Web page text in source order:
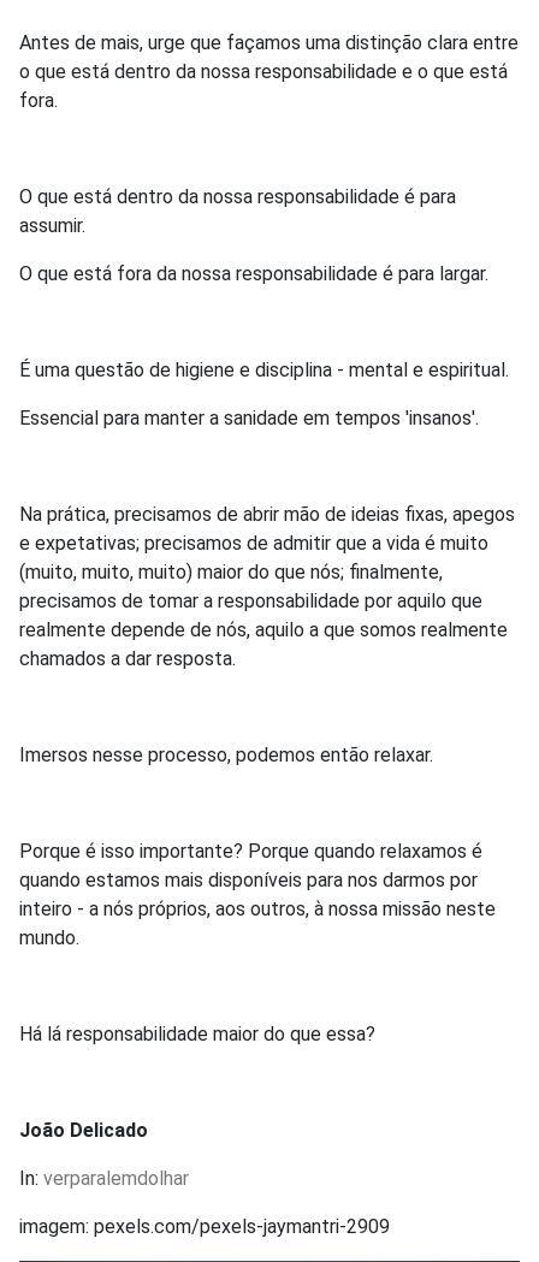
Antes de mais, urge que façamos uma distinção clara entre
o que está dentro da nossa responsabilidade e o que está
fora.
O que está dentro da nossa responsabilidade é para
assumir.
O que está fora da nossa responsabilidade é para largar.
É uma questão de higiene e disciplina - mental e espiritual.
Essencial para manter a sanidade em tempos 'insanos'.
Na prática, precisamos de abrir mão de ideias fixas, apegos
e expetativas; precisamos de admitir que a vida é muito
(muito, muito, muito) maior do que nós; finalmente,
precisamos de tomar a responsabilidade por aquilo que
realmente depende de nós, aquilo a que somos realmente
chamados a dar resposta.
Imersos nesse processo, podemos então relaxar.
Porque é isso importante? Porque quando relaxamos é
quando estamos mais disponíveis para nos darmos por
inteiro - a nós próprios, aos outros, à nossa missão neste
mundo.
Há lá responsabilidade maior do que essa?
João Delicado
In: verparalemdolhar
imagem: pexels.com/pexels-jaymantri-2909